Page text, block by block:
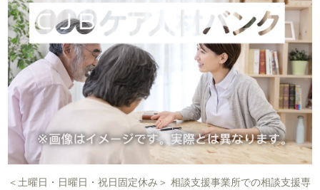
＜土曜日・日曜日・祝日固定休み＞ 相談支援事業所での相談支援専